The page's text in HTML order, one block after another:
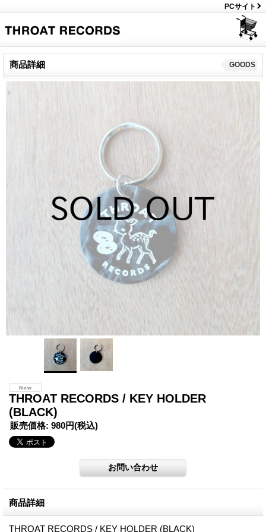
PCサイト
商品詳細 GOODS
THROAT RECORDS / KEY HOLDER
(BLACK)
販売価格: 980円(税込)
商品詳細
THROAT RECORDS / KEY HOLDER (BLACK)